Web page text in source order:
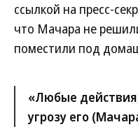
ссылкой на пресс-
что Мачара не
поместили под
«Любые
угрозу его